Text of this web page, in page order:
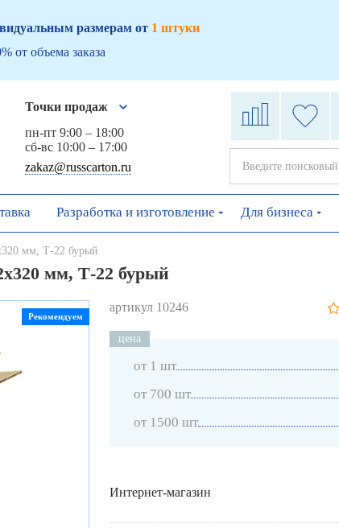
размерам от 1 штуки
от объема заказа
Точки продаж
пн-пт 9:00 – 18:00
сб-вс 10:00 – 17:00
zakaz@russcarton.ru
Разработка и изготовление Для бизнеса
мм, Т-22 бурый
мм, Т-22 бурый
Рекомендуем
артикул 10246
цена
от 1 шт
от 700 шт
от 1500 шт
Интернет-магазин